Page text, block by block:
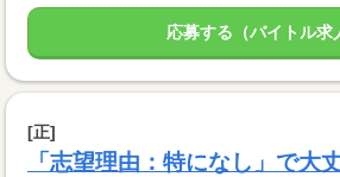
応募する（バイトル求
[正]
「志望理由：特になし」で大